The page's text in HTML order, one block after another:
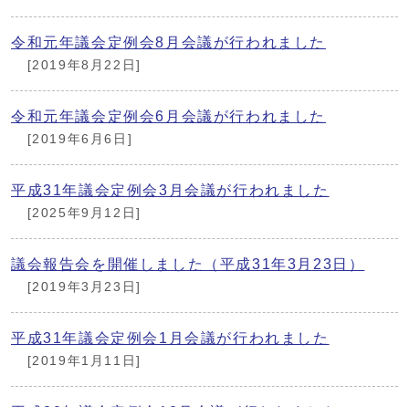
令和元年議会定例会8月会議が行われました
[2019年8月22日]
令和元年議会定例会6月会議が行われました
[2019年6月6日]
平成31年議会定例会3月会議が行われました
[2025年9月12日]
議会報告会を開催しました（平成31年3月23日）
[2019年3月23日]
平成31年議会定例会1月会議が行われました
[2019年1月11日]